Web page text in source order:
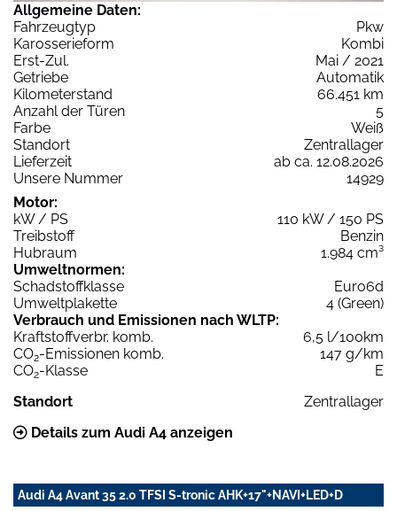
Allgemeine Daten:
Fahrzeugtyp
Pkw
Karosserieform
Kombi
Erst-Zul.
Mai / 2021
Getriebe
Automatik
Kilometerstand
66.451 km
Anzahl der Türen
5
Farbe
Weiß
Standort
Zentrallager
Lieferzeit
ab ca. 12.08.2026
Unsere Nummer
14929
Motor:
kW / PS
110 kW / 150 PS
Treibstoff
Benzin
Hubraum
1.984 cm³
Umweltnormen:
Schadstoffklasse
Euro6d
Umweltplakette
4 (Green)
Verbrauch und Emissionen nach WLTP:
Kraftstoffverbr. komb.
6,5 l/100km
CO2-Emissionen komb.
147 g/km
CO2-Klasse
E
Standort
Zentrallager
Details zum Audi A4 anzeigen
Audi A4 Avant 35 2.0 TFSI S-tronic AHK+17"+NAVI+LED+D